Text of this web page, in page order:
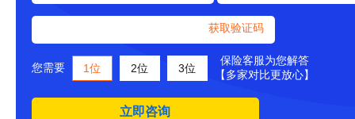
获取验证码
您需要 1位 2位 3位
保险客服为您解答
【多家对比更放心】
立即咨询